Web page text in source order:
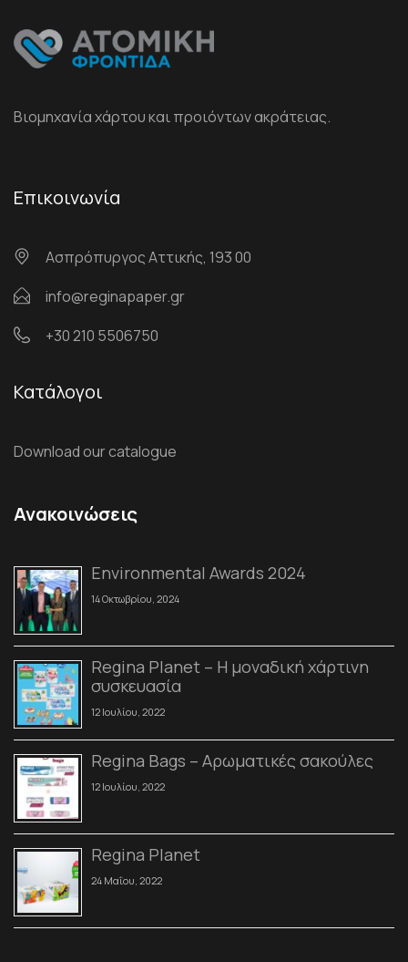
Βιομηχανία χάρτου και προιόντων ακράτειας.
Επικοινωνία
Ασπρόπυργος Αττικής, 193 00
info@reginapaper.gr
+30 210 5506750
Κατάλογοι
Download our catalogue
Ανακοινώσεις
Environmental Awards 2024
14 Οκτωβρίου, 2024
Regina Planet – Η μοναδική χάρτινη
συσκευασία
12 Ιουλίου, 2022
Regina Bags – Αρωματικές σακούλες
12 Ιουλίου, 2022
Regina Planet
24 Μαΐου, 2022